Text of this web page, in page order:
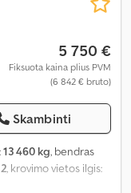
5 750 €
Fiksuota kaina plius PVM
(6 842 € bruto)
Skambinti
13 460 kg, bendras
, krovimo vietos ilgis: